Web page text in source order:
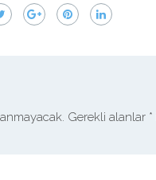
Gerekli alanlar *